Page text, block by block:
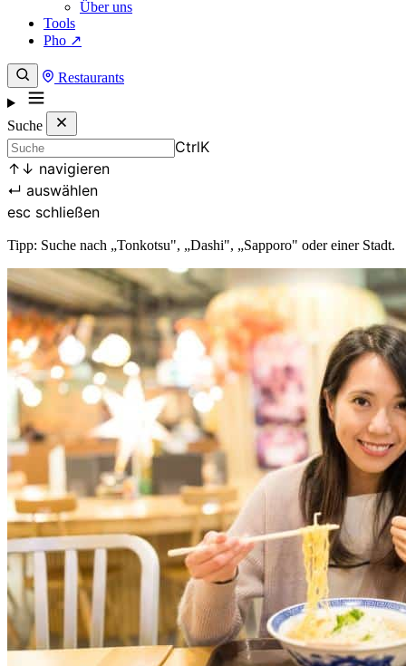
Über uns
Tools
Pho ↗
Restaurants
Suche
CtrlK
↑ ↓ navigieren
↵ auswählen
esc schließen
Tipp: Suche nach „Tonkotsu", „Dashi", „Sapporo" oder einer Stadt.